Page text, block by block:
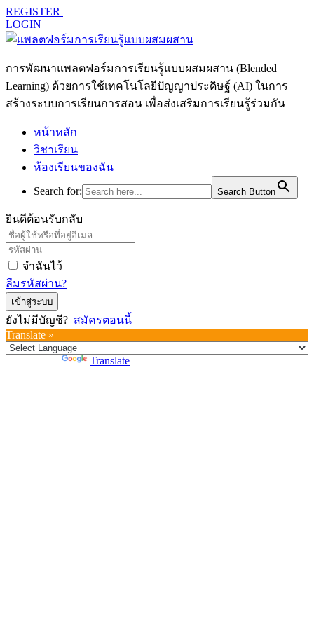
REGISTER |
LOGIN
การพัฒนาแพลตฟอร์มการเรียนรู้แบบผสมผสาน (Blended
Learning) ด้วยการใช้เทคโนโลยีปัญญาประดิษฐ์ (AI) ในการ
สร้างระบบการเรียนการสอน เพื่อส่งเสริมการเรียนรู้ร่วมกัน
หน้าหลัก
วิชาเรียน
ห้องเรียนของฉัน
Search for:
Search Button
ยินดีต้อนรับกลับ
จำฉันไว้
ลืมรหัสผ่าน?
เข้าสู่ระบบ
ยังไม่มีบัญชี? สมัครตอนนี้
Translate »
Translate